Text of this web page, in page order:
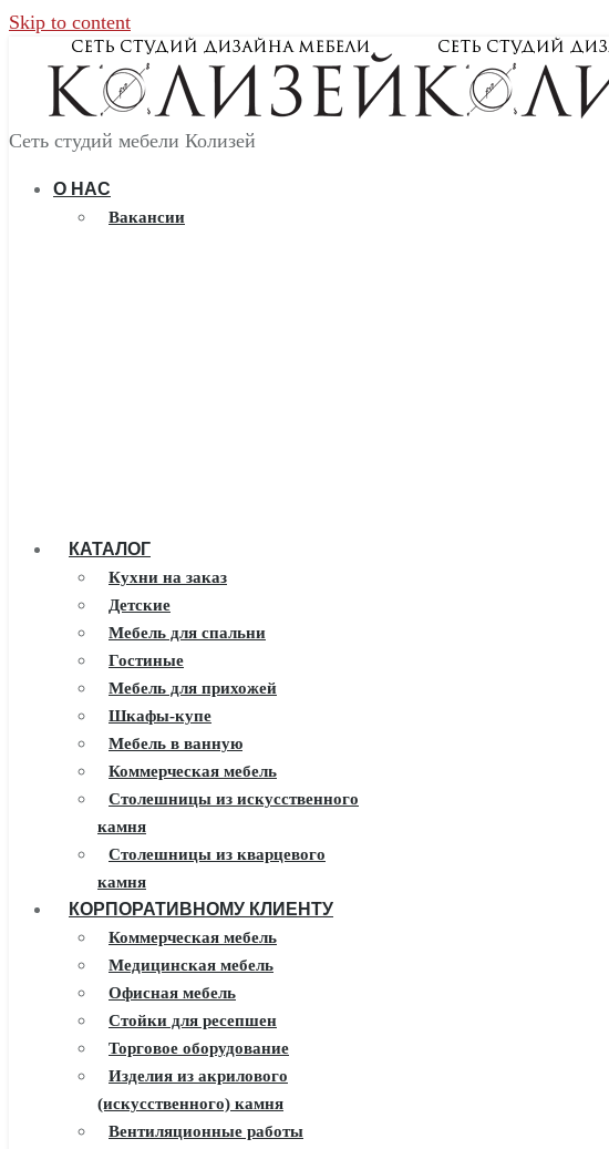
Skip to content
Сеть студий мебели Колизей
О НАС
Вакансии
КАТАЛОГ
Кухни на заказ
Детские
Мебель для спальни
Гостиные
Мебель для прихожей
Шкафы-купе
Мебель в ванную
Коммерческая мебель
Столешницы из искусственного
камня
Столешницы из кварцевого
камня
Мебель из массива
Каминные порталы
Камины Dimplex
Искусственный камень White
Hills
Балконы ПВХ
Пластиковые окна
Жалюзи
Рулонные шторы
КОРПОРАТИВНОМУ КЛИЕНТУ
Коммерческая мебель
Медицинская мебель
Офисная мебель
Стойки для ресепшен
Торговое оборудование
Изделия из акрилового
(искусственного) камня
Вентиляционные работы